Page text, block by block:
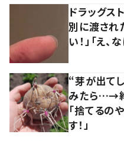
ドラッグ
別に渡さ
い！」「え、
“芽が出て
みたら…→
「捨てるの
す！」